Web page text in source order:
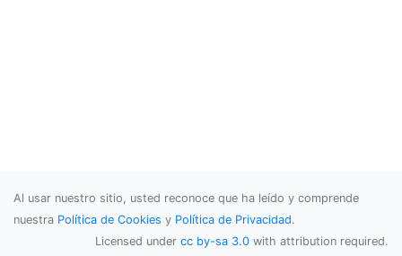
Al usar nuestro sitio, usted reconoce que ha leído y comprende
nuestra Política de Cookies y Política de Privacidad.
Licensed under cc by-sa 3.0 with attribution required.